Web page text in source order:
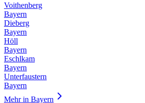
Voithenberg
Bayern
Dieberg
Bayern
Höll
Bayern
Eschlkam
Bayern
Unterfaustern
Bayern
Mehr in Bayern